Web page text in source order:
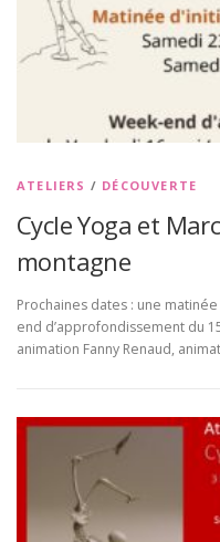
ATELIERS / DÉCOUVERTE
Cycle Yoga et
montagne
Prochaines dates : une
end d’approfondissement du
animation Fanny Renaud,